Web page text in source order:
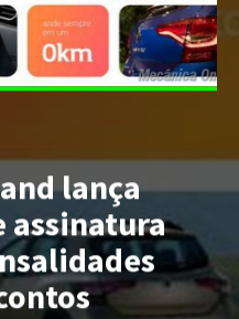
lança
assinatura